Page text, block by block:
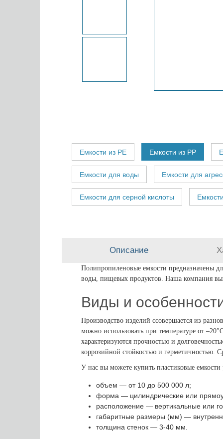
Емкости из PE Емкости из PP
Емкости для воды Емкости для
Емкости для серной кислоты
Описание
Полипропиленовые емкости предназначены
воды, пищевых продуктов. Наша компания
Виды и
Производство изделий ссовершается из
можно использовать при температуре от
характеризуются прочностью и
коррозийной стойкостью и
У нас вы можете купить пластиковые
объем — от 10 до 500 000 л;
форма — цилиндрические или
расположение — вертикальные или
габаритные размеры (мм) —
толщина стенок — 3-40 мм.